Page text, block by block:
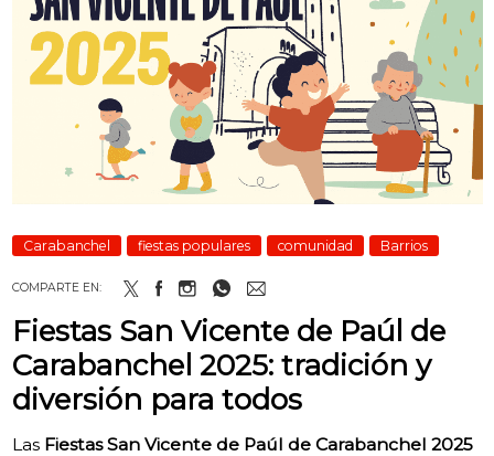
Carabanchel fiestas populares comunidad Barrios
COMPARTE EN:
Fiestas San Vicente de Paúl de
Carabanchel 2025: tradición y
diversión para todos
Las Fiestas San Vicente de Paúl de Carabanchel 2025